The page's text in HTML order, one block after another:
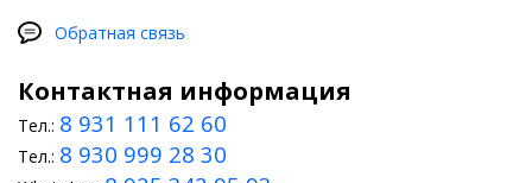
Обратная связь
Контактная информация
Тел.: 8 931 111 62 60
Тел.: 8 930 999 28 30